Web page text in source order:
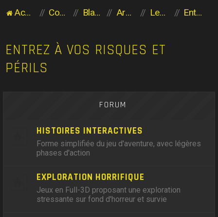
Accueil du forum Communauté des Planaviens Blabla entre Planaviens Archives Les héritiers de l'Aventure Entrez à vos risques et périls
ENTREZ À VOS RISQUES ET
PÉRILS
FORUM
HISTOIRES INTERACTIVES
Forme simplifiée du jeu d'aventure, avec légères
phases d'action
EXPLORATION HORRIFIQUE
Jeux en Full-3D proposant une exploration
stressante sur fond d'horreur et survie